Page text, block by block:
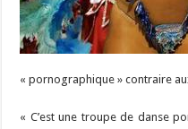
« pornographique » contraire
« C’est une troupe de danse